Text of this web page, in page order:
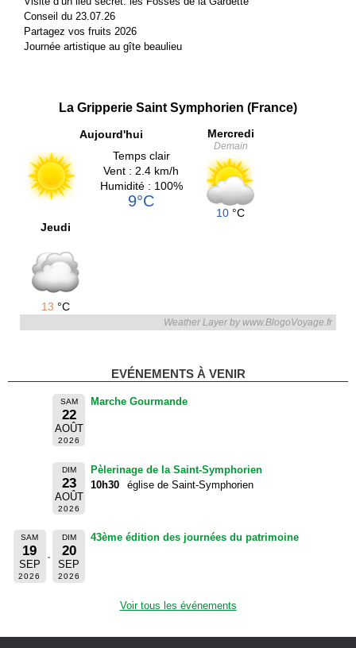
Conseil du 23.07.26
Partagez vos fruits 2026
Journée artistique au gîte beaulieu
La Gripperie Saint Symphorien (France)
Aujourd'hui
Temps clair
Vent : 2.4 km/h
Humidité : 100%
9°C
Mercredi
Demain
10 °C
Jeudi
13 °C
Weather Layer by www.BlogoVoyage.fr
EVÉNEMENTS À VENIR
SAM
22
AOÛT
2026
Marche Gourmande
DIM
23
AOÛT
2026
Pèlerinage de la Saint-Symphorien
10h30
église de Saint-Symphorien
SAM
19
SEP
2026
DIM
20
SEP
2026
43ème édition des journées du patrimoine
Voir tous les événements